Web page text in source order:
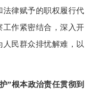
律赋予的职权履行代
作紧密结合，深入开
民群众排忧解难，以
”根本政治责任贯彻到